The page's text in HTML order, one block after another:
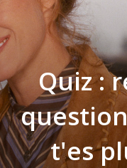
Quiz :
t'es